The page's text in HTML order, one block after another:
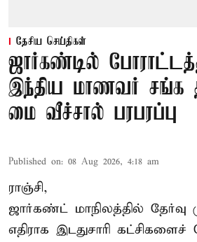
தேசிய செய்திகள்
ஜார்கண்டில்
இந்திய மாணவர் சங்க
மை வீச்சால் பரபரப்பு
Published on: 08 Aug 2026, 4:18 am
ராஞ்சி,
ஜார்கண்ட் மாநிலத்தில் தேர்வு
எதிராக இடதுசாரி கட்சிகளைச்